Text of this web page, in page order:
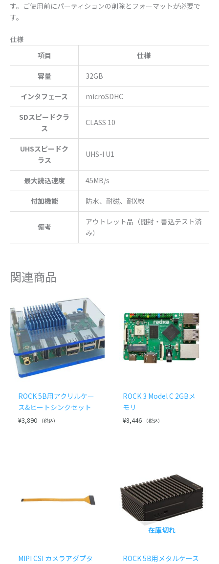
す。ご使用前にパーティションの削除とフォーマットが必要で
す。
仕様
項目
仕様
容量 32GB
インタフェース microSDHC
SDスピードクラ
ス
CLASS 10
UHSスピードク
ラス
UHS-I U1
最大読込速度 45MB/s
付加機能 防水、耐磁、耐X線
備考
アウトレット品（開封・書込テスト済
み）
関連商品
ROCK 5B用アクリルケー
ス&ヒートシンクセット
¥3,890 （税込）
ROCK 3 Model C 2GBメ
モリ
¥8,446 （税込）
MIPI CSI カメラアダプタ
在庫切れ
ROCK 5B用メタルケース